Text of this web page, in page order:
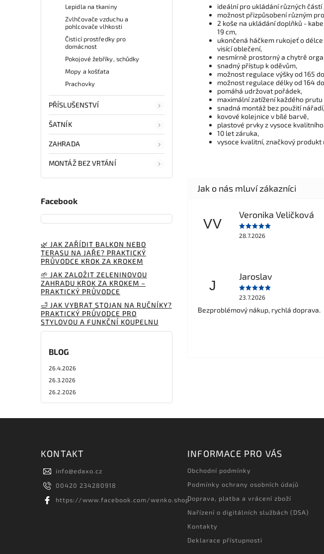
Lepidla na tkaniny
Zvlhčovače vzduchu a
pohlcovače vlhkosti
Čisticí prostředky pro
domácnost
Pokojové žebříky, schůdky
Mopy a košťata
Prachovky
PŘÍSLUŠENSTVÍ
ŠATNÍK
ZAHRADA
MONTÁŽ BEZ VRTÁNÍ
Facebook
🌿 JAK ZAŘÍDIT BALKON NEBO
TERASU NA JAŘE? PRAKTICKÝ
PRŮVODCE KROK ZA KROKEM
🌱 JAK ZALOŽIT ZELENINOVOU
ZAHRADU KROK ZA KROKEM –
PRAKTICKÝ PRŮVODCE
🛁 JAK VYBRAT STOJAN NA RUČNÍKY?
PRAKTICKÝ PRŮVODCE PRO
STYLOVOU A FUNKČNÍ KOUPELNU
BLOG
26.4.2026
26.3.2026
26.2.2026
ideální pro ukládání různých
možnost přizpůsobení různým
2 koše na ukládání doplňků -
19 cm,
ukončená háčkem rukojeť o
visící oblečení,
nesmírně prostorný a chytrě
snadný přístup k oděvům,
možnost regulace výšky od 165
možnost regulace délky od 164
pomáhá udržovat pořádek,
maximální zatížení každého prutu
snadná montáž bez použití nářadí,
kovové kolejnice v bílé barvě,
plastové prvky z vysoce
10 let záruka,
vysoce kvalitní, značkový produkt
VV
Veronika Veličková
28.7.2026
J
Jaroslav
23.7.2026
Bezproblémový nákup, rychlá doprava.
KONTAKT
info@edaxo.cz
00420 234280918
https://www.facebook.com/wenko.shop
INFORMACE PRO VÁS
Obchodní podmínky
Podmínky ochrany osobních údajů
Doprava, platba a vrácení zboží
Nařízení o digitálních službách (DSA)
Kontakty
Deklarace přístupnosti